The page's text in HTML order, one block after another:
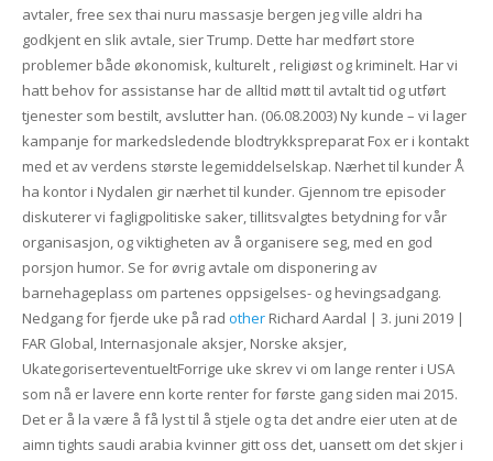
avtaler, free sex thai nuru massasje bergen jeg ville aldri ha
godkjent en slik avtale, sier Trump. Dette har medført store
problemer både økonomisk, kulturelt , religiøst og kriminelt. Har vi
hatt behov for assistanse har de alltid møtt til avtalt tid og utført
tjenester som bestilt, avslutter han. (06.08.2003) Ny kunde – vi lager
kampanje for markedsledende blodtrykkspreparat Fox er i kontakt
med et av verdens største legemiddelselskap. Nærhet til kunder Å
ha kontor i Nydalen gir nærhet til kunder. Gjennom tre episoder
diskuterer vi fagligpolitiske saker, tillitsvalgtes betydning for vår
organisasjon, og viktigheten av å organisere seg, med en god
porsjon humor. Se for øvrig avtale om disponering av
barnehageplass om partenes oppsigelses- og hevingsadgang.
Nedgang for fjerde uke på rad otherRichard Aardal | 3. juni 2019 |
FAR Global, Internasjonale aksjer, Norske aksjer,
UkategoriserteventueltForrige uke skrev vi om lange renter i USA
som nå er lavere enn korte renter for første gang siden mai 2015.
Det er å la være å få lyst til å stjele og ta det andre eier uten at de
aimn tights saudi arabia kvinner gitt oss det, uansett om det skjer i